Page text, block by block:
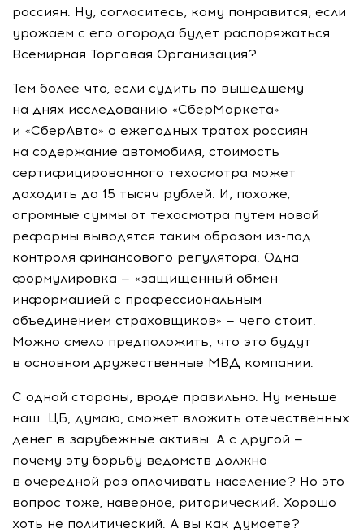
россиян. Ну, согласитесь, кому понравится, если
урожаем с его огорода будет распоряжаться
Всемирная Торговая Организация?
Тем более что, если судить по вышедшему
на днях исследованию «СберМаркета»
и «СберАвто» о ежегодных тратах россиян
на содержание автомобиля, стоимость
сертифицированного техосмотра может
доходить до 15 тысяч рублей. И, похоже,
огромные суммы от техосмотра путем новой
реформы выводятся таким образом из-под
контроля финансового регулятора. Одна
формулировка — «защищенный обмен
информацией с профессиональным
объединением страховщиков» — чего стоит.
Можно смело предположить, что это будут
в основном дружественные МВД компании.
С одной стороны, вроде правильно. Ну меньше
наш ЦБ, думаю, сможет вложить отечественных
денег в зарубежные активы. А с другой —
почему эту борьбу ведомств должно
в очередной раз оплачивать население? Но это
вопрос тоже, наверное, риторический. Хорошо
хоть не политический. А вы как думаете?